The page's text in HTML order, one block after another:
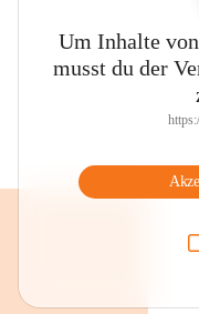
Um Inhalte
musst du der